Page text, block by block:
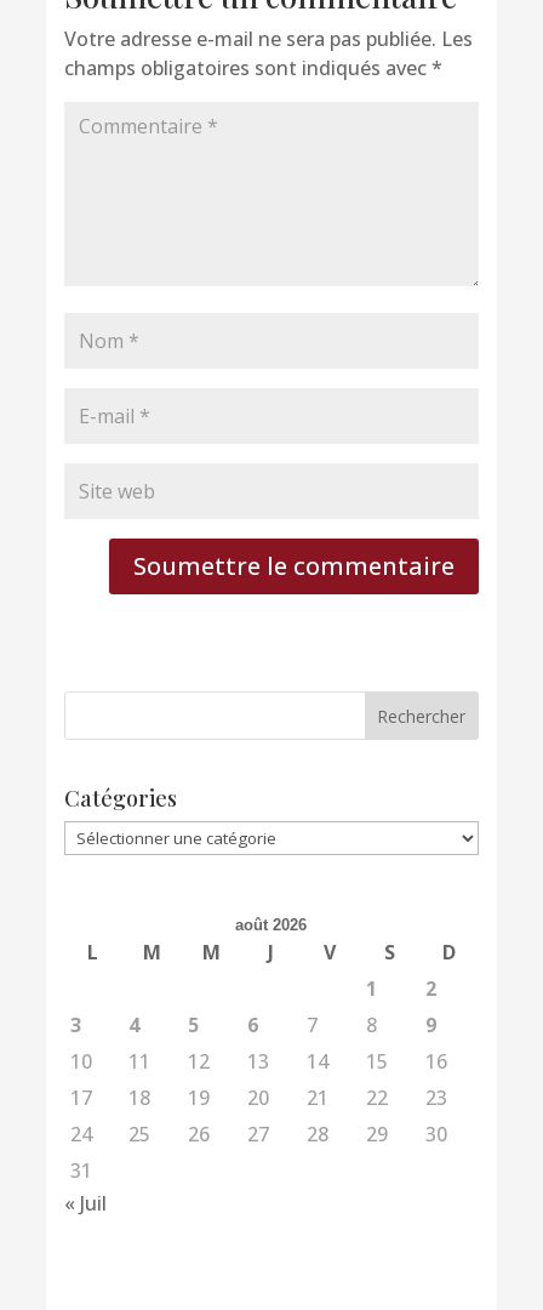
Votre adresse e-mail ne sera pas publiée. Les
champs obligatoires sont indiqués avec*
Soumettre le commentaire
Catégories
Catégories
août 2026
L M M J V S
D
1
2
3
4 5 6 7 8
9
10
11 12 13 14 15
16
17
18 19 20 21 22
23
24
25 26 27 28 29
30
31
« Juil